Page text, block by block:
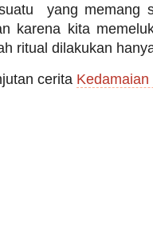
yang memang
karena kita
ritual dilakukan
cerita Kedamaian